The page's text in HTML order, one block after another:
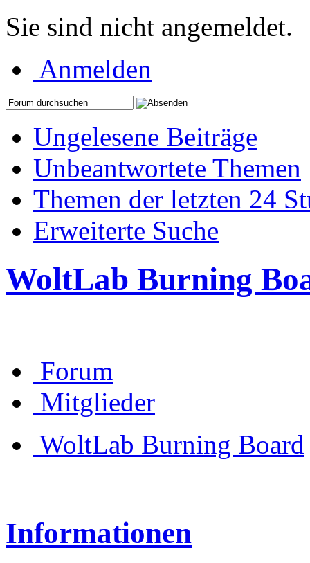
Sie sind nicht angemeldet.
Anmelden
Ungelesene Beiträge
Unbeantwortete Themen
Themen der letzten 24
Erweiterte Suche
WoltLab Burning
Forum
Mitglieder
WoltLab Burning Board
Informationen